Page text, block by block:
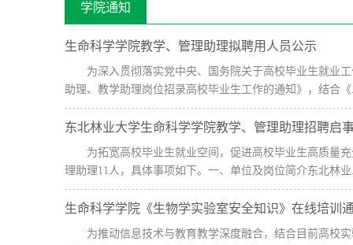
学院通知
生命科学学院教学、管理助理拟聘用人员公示
为深入贯彻落实党中央、国务院关于高校毕业生就业
助理、教学助理岗位招录高校毕业生工作的通知》，结合
东北林业大学生命科学学院教学、管理助理招聘启
为拓宽高校毕业生就业空间，促进高校毕业生高质量
理助理11人，具体事项如下。一、单位及岗位简介东北林
生命科学学院《生物学实验室安全知识》在线培训
为推动信息技术与教育教学深度融合，结合目前高校